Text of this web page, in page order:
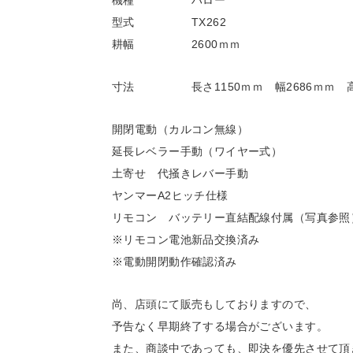
型式 TX262
耕幅 2600ｍｍ
寸法 長さ1150ｍｍ 幅2686ｍｍ 高
開閉電動（カルコン無線）
延長レベラー手動（ワイヤー式）
土寄せ 代掻きレバー手動
ヤンマーA2ヒッチ仕様
リモコン バッテリー直結配線付属（写真参照
※リモコン電池新品交換済み
※電動開閉動作確認済み
尚、店頭にて販売もしておりますので、
予告なく早期終了する場合がございます。
また、商談中であっても、即決を優先させて頂